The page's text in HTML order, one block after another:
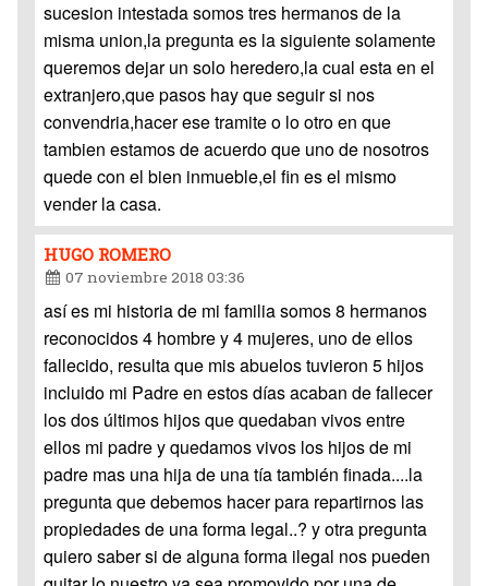
sucesion intestada somos tres hermanos de la
misma union,la pregunta es la siguiente solamente
queremos dejar un solo heredero,la cual esta en el
extranjero,que pasos hay que seguir si nos
convendria,hacer ese tramite o lo otro en que
tambien estamos de acuerdo que uno de nosotros
quede con el bien inmueble,el fin es el mismo
vender la casa.
HUGO ROMERO
07 noviembre 2018 03:36
así es mi historia de mi familia somos 8 hermanos
reconocidos 4 hombre y 4 mujeres, uno de ellos
fallecido, resulta que mis abuelos tuvieron 5 hijos
incluido mi Padre en estos días acaban de fallecer
los dos últimos hijos que quedaban vivos entre
ellos mi padre y quedamos vivos los hijos de mi
padre mas una hija de una tía también finada....la
pregunta que debemos hacer para repartirnos las
propiedades de una forma legal..? y otra pregunta
quiero saber si de alguna forma ilegal nos pueden